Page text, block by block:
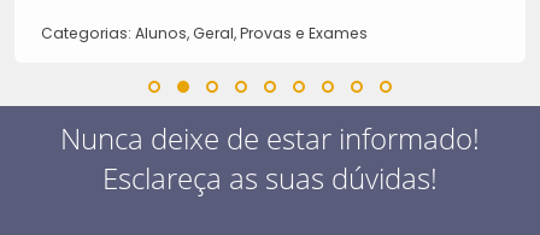
Categorias: Alunos, Geral, Provas e Exames
Nunca deixe de estar informado!
Esclareça as suas dúvidas!